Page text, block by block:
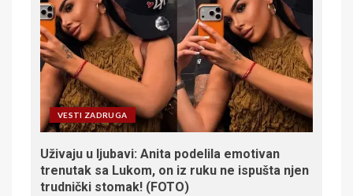
VESTI ZADRUGA
Uživaju u ljubavi: Anita podelila emotivan
trenutak sa Lukom, on iz ruku ne ispušta njen
trudnički stomak! (FOTO)